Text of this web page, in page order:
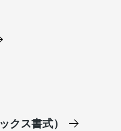
クス書式）